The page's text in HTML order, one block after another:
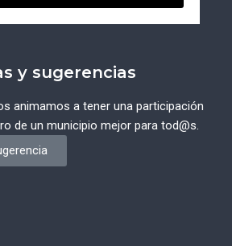
y sugerencias
animamos a tener una participación
de un municipio mejor para tod@s.